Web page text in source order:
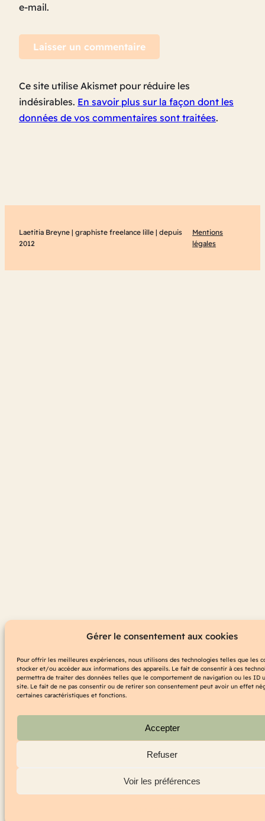
Gérer le consentement aux cookies
Pour offrir les meilleures expériences, nous utilisons des technologies telles que les
stocker et/ou accéder aux informations des appareils. Le fait de consentir à ces
permettra de traiter des données telles que le comportement de navigation ou les ID
site. Le fait de ne pas consentir ou de retirer son consentement peut avoir un effet
certaines caractéristiques et fonctions.
Accepter
Refuser
Voir les préférences
e-mail.
Ce site utilise Akismet pour réduire les
indésirables. En savoir plus sur la façon dont les
données de vos commentaires sont traitées.
Laetitia Breyne | graphiste freelance lille | depuis
2012
Mentions
légales